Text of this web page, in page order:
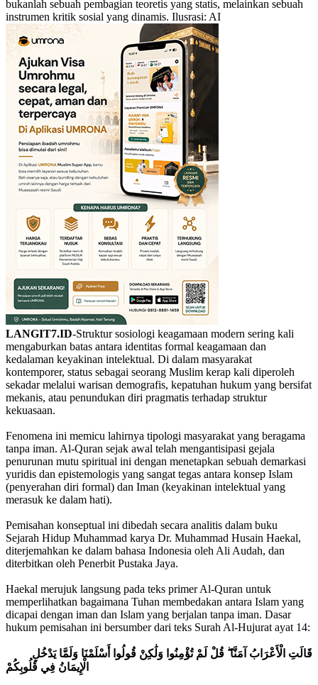
bukanlah sebuah pembagian teoretis yang statis, melainkan sebuah
instrumen kritik sosial yang dinamis. Ilusrasi: AI
LANGIT7.ID-Struktur sosiologi keagamaan modern sering kali
mengaburkan batas antara identitas formal keagamaan dan
kedalaman keyakinan intelektual. Di dalam masyarakat
kontemporer, status sebagai seorang Muslim kerap kali diperoleh
sekadar melalui warisan demografis, kepatuhan hukum yang bersifat
mekanis, atau penundukan diri pragmatis terhadap struktur
kekuasaan.
Fenomena ini memicu lahirnya tipologi masyarakat yang beragama
tanpa iman. Al-Quran sejak awal telah mengantisipasi gejala
penurunan mutu spiritual ini dengan menetapkan sebuah demarkasi
yuridis dan epistemologis yang sangat tegas antara konsep Islam
(penyerahan diri formal) dan Iman (keyakinan intelektual yang
merasuk ke dalam hati).
Pemisahan konseptual ini dibedah secara analitis dalam buku
Sejarah Hidup Muhammad karya Dr. Muhammad Husain Haekal,
diterjemahkan ke dalam bahasa Indonesia oleh Ali Audah, dan
diterbitkan oleh Penerbit Pustaka Jaya.
Haekal merujuk langsung pada teks primer Al-Quran untuk
memperlihatkan bagaimana Tuhan membedakan antara Islam yang
dicapai dengan iman dan Islam yang berjalan tanpa iman. Dasar
hukum pemisahan ini bersumber dari teks Surah Al-Hujurat ayat 14:
قَالَتِ الْأَعْرَابُ آمَنَّا ۖ قُلْ لَمْ تُؤْمِنُوا وَلَٰكِنْ قُولُوا أَسْلَمْنَا وَلَمَّا يَدْخُلِ
الْإِيمَانُ فِي قُلُوبِكُمْ